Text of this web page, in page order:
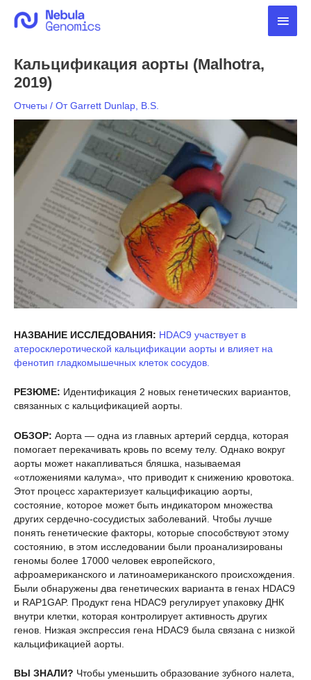
содержимому
Кальцификация аорты (Malhotra,
2019)
Отчеты / ОтGarrett Dunlap, B.S.
НАЗВАНИЕ ИССЛЕДОВАНИЯ: HDAC9 участвует в
атеросклеротической кальцификации аорты и влияет на
фенотип гладкомышечных клеток сосудов.
РЕЗЮМЕ: Идентификация 2 новых генетических вариантов,
связанных с кальцификацией аорты.
ОБЗОР: Аорта — одна из главных артерий сердца, которая
помогает перекачивать кровь по всему телу. Однако вокруг
аорты может накапливаться бляшка, называемая
«отложениями калума», что приводит к снижению кровотока.
Этот процесс характеризует кальцификацию аорты,
состояние, которое может быть индикатором множества
других сердечно-сосудистых заболеваний. Чтобы лучше
понять генетические факторы, которые способствуют этому
состоянию, в этом исследовании были проанализированы
геномы более 17000 человек европейского,
афроамериканского и латиноамериканского происхождения.
Были обнаружены два генетических варианта в генах HDAC9
и RAP1GAP. Продукт гена HDAC9 регулирует упаковку ДНК
внутри клетки, которая контролирует активность других
генов. Низкая экспрессия гена HDAC9 была связана с низкой
кальцификацией аорты.
ВЫ ЗНАЛИ? Чтобы уменьшить образование зубного налета,